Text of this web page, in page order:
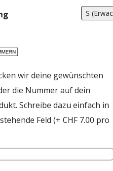
wir deine gewünschten
die Nummer auf dein
Schreibe dazu einfach in
Feld (+ CHF 7.00 pro